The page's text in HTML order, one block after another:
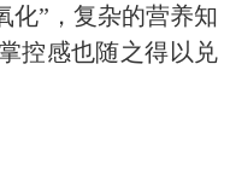
化”，复杂的营养知
控感也随之得以兑